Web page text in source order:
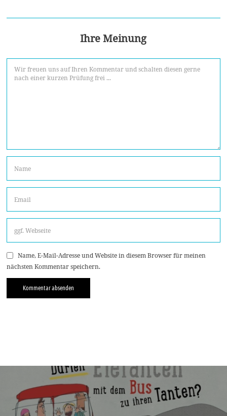
Ihre Meinung
Name, E-Mail-Adresse und Website in diesem Browser für meinen
nächsten Kommentar speichern.